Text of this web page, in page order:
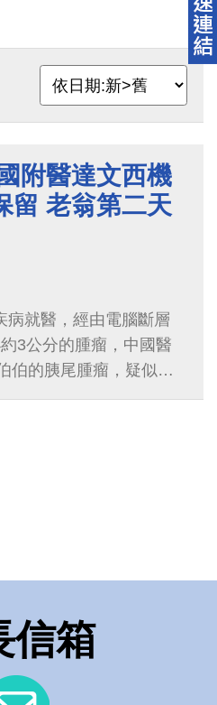
附醫達文西機
留 老翁第二天
病就醫，經由電腦斷層
3公分的腫瘤，中國醫
伯的胰尾腫瘤，疑似為
適，但是胰尾腫瘤可能
信箱